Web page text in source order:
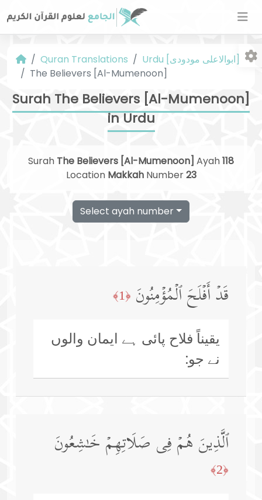
Quran Translations
Urdu [ابوالاعلی مودودی]
The Believers [Al-Mumenoon]
Surah The Believers [Al-Mumenoon]
in Urdu
Surah The Believers [Al-Mumenoon] Ayah118
Location MakkahNumber23
Select ayah number
قَدۡ أَفۡلَحَ ٱلۡمُؤۡمِنُونَ ﴿1﴾
یقیناً فلاح پائی ہے ایمان والوں
نے جو:
ٱلَّذِینَ هُمۡ فِی صَلَاتِهِمۡ خَـٰشِعُونَ
﴿2﴾